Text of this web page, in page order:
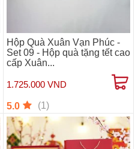
Hộp Quà Xuân Vạn Phúc -
Set 09 - Hộp quà tặng tết cao
cấp Xuân...
1.725.000 VND
5.0 (1)